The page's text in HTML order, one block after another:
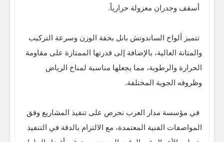
أسقف وجدران معزولة حرارياً.
تتميز ألواح الساندوتش بانل بخفة الوزن وسرعة التركيب
والمتانة العالية، بالإضافة إلى قدرتها الممتازة على مقاومة
الحرارة والرطوبة، مما يجعلها مناسبة لمناخ الرياض
وظروفه الجوية المختلفة.
في مؤسسة مدار العرب نحرص على تنفيذ المشاريع وفق
المواصفات الفنية المعتمدة، مع الالتزام بالدقة في التنفيذ